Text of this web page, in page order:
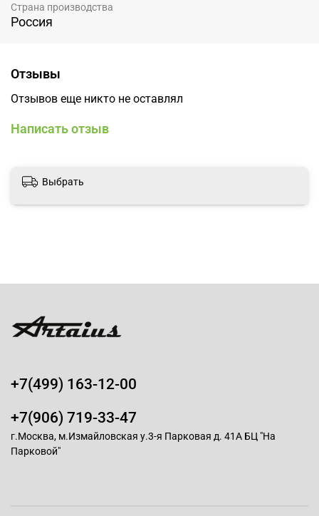
Страна производства
Россия
Отзывы
Отзывов еще никто не оставлял
Написать отзыв
Выбрать
+7(499) 163-12-00
+7(906) 719-33-47
г.Москва, м.Измайловская у.3-я Парковая д. 41А БЦ "На
Парковой"